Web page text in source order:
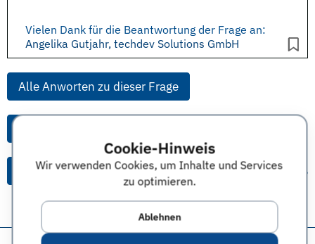
Cookie-Hinweis
Wir verwenden Cookies, um Inhalte und Services
zu optimieren.
Ablehnen
Vielen Dank für die Beantwortung der Frage an:
Angelika Gutjahr, techdev Solutions GmbH
Alle Anworten zu dieser Frage
Alle Themen & Expertentipps